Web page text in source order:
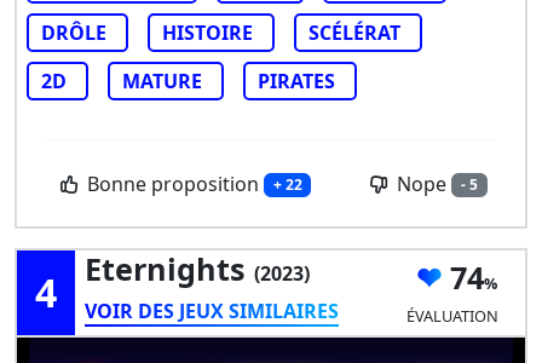
DRÔLE
HISTOIRE
SCÉLÉRAT
2D
MATURE PIRATES
Bonne proposition + 22 Nope - 5
4 Eternights (2023)
VOIR DES JEUX SIMILAIRES
74
ÉVALUATION